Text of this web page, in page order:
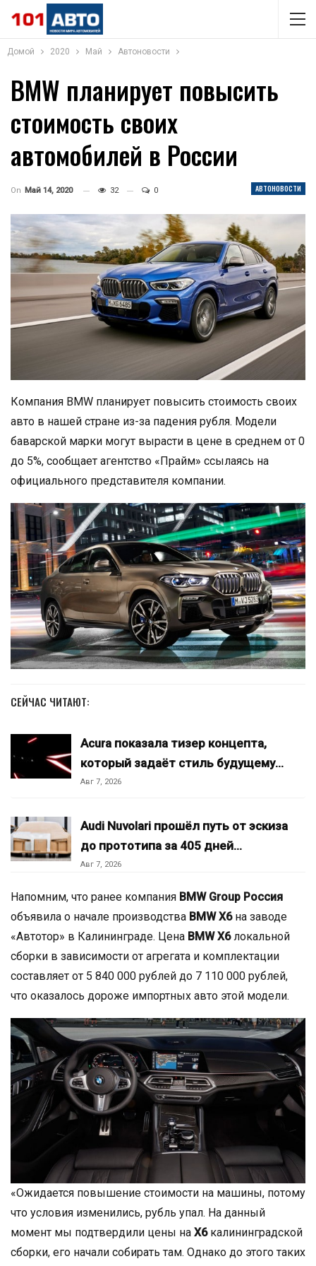
Домой 2020 Май Автоновости
BMW планирует повысить
стоимость своих
автомобилей в России
АВТОНОВОСТИ
On Май 14, 2020 32 0
Компания BMW планирует повысить стоимость своих
авто в нашей стране из-за падения рубля. Модели
баварской марки могут вырасти в цене в среднем от 0
до 5%, сообщает агентство «Прайм» ссылаясь на
официального представителя компании.
СЕЙЧАС ЧИТАЮТ:
Acura показала тизер концепта,
который задаёт стиль будущему…
Авг 7, 2026
Audi Nuvolari прошёл путь от эскиза
до прототипа за 405 дней…
Авг 7, 2026
Напомним, что ранее компания BMW Group Россия
объявила о начале производства BMW X6на заводе
«Автотор» в Калининграде. Цена BMW X6локальной
сборки в зависимости от агрегата и комплектации
составляет от 5 840 000 рублей до 7 110 000 рублей,
что оказалось дороже импортных авто этой модели.
«Ожидается повышение стоимости на машины, потому
что условия изменились, рубль упал. На данный
момент мы подтвердили цены на Х6калининградской
сборки, его начали собирать там. Однако до этого таких